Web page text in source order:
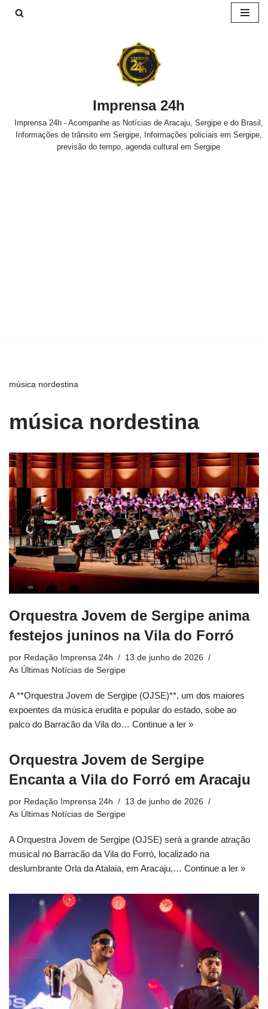
Imprensa 24h
Imprensa 24h - Acompanhe as Notícias de Aracaju, Sergipe e do Brasil,
Informações de trânsito em Sergipe, Informações policiais em Sergipe,
previsão do tempo, agenda cultural em Sergipe
música nordestina
música nordestina
Orquestra Jovem de Sergipe anima
festejos juninos na Vila do Forró
por Redação Imprensa 24h
13 de junho de 2026
As Últimas Notícias de Sergipe
A **Orquestra Jovem de Sergipe (OJSE)**, um dos maiores
expoentes da música erudita e popular do estado, sobe ao
palco do Barracão da Vila do… Continue a ler »
Orquestra Jovem de Sergipe
Encanta a Vila do Forró em Aracaju
por Redação Imprensa 24h
13 de junho de 2026
As Últimas Notícias de Sergipe
A Orquestra Jovem de Sergipe (OJSE) será a grande atração
musical no Barracão da Vila do Forró, localizado na
deslumbrante Orla da Atalaia, em Aracaju,… Continue a ler »